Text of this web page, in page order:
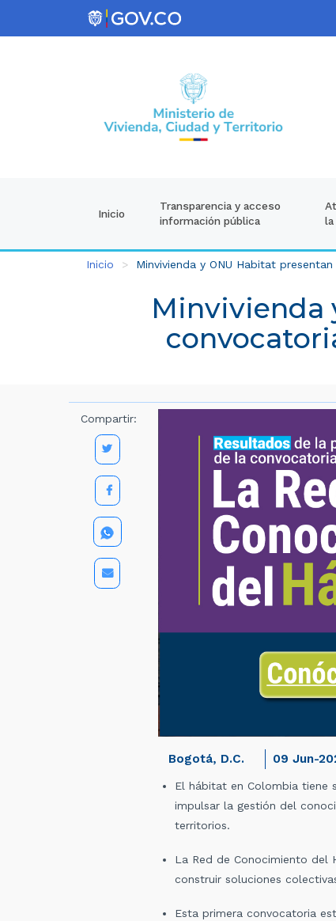
Inicio
Transparencia y acceso
información pública
la
Inicio Minvivienda y ONU Habitat
Minvivienda
Compartir:
Bogotá, D.C. 09 Jun-
El hábitat en Colombia tiene
impulsar la gestión del
territorios.
La Red de Conocimiento del
construir soluciones
Esta primera convocatoria